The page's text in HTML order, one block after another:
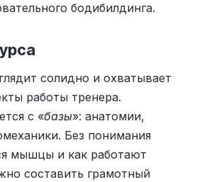
бодибилдинга.
солидно и охватывает
работы тренера.
с «базы»: анатомии,
Без понимания
мышцы и как работают
составить грамотный